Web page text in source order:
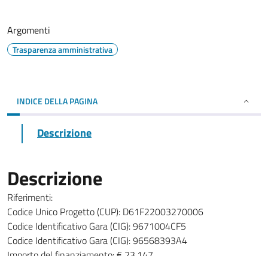
Argomenti
Trasparenza amministrativa
INDICE DELLA PAGINA
Descrizione
Descrizione
Riferimenti:
Codice Unico Progetto (CUP): D61F22003270006
Codice Identificativo Gara (CIG): 9671004CF5
Codice Identificativo Gara (CIG): 96568393A4